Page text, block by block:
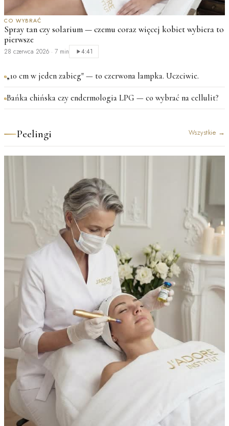
CO WYBRAĆ
Spray tan czy solarium — czemu coraz więcej kobiet wybiera to
pierwsze
28 czerwca 2026 · 7 min 4:41
„10 cm w jeden zabieg" — to czerwona lampka. Uczciwie.
Bańka chińska czy endermologia LPG — co wybrać na cellulit?
Peelingi Wszystkie →